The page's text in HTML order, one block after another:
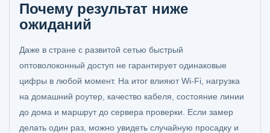
Почему результат ниже
ожиданий
Даже в стране с развитой сетью быстрый
оптоволоконный доступ не гарантирует одинаковые
цифры в любой момент. На итог влияют Wi-Fi, нагрузка
на домашний роутер, качество кабеля, состояние линии
до дома и маршрут до сервера проверки. Если замер
делать один раз, можно увидеть случайную просадку и